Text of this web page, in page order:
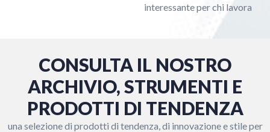
interessante per chi lavora
CONSULTA IL NOSTRO
ARCHIVIO, STRUMENTI E
PRODOTTI DI TENDENZA
una selezione di prodotti di tendenza, di innovazione e stile per